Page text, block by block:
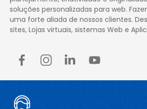
soluções personalizadas para web.
uma forte aliada de nossos clientes.
sites, Lojas virtuais, sistemas Web e